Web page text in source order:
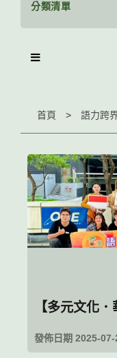
分類清單
首頁
【多元文化
發佈日期 2025-